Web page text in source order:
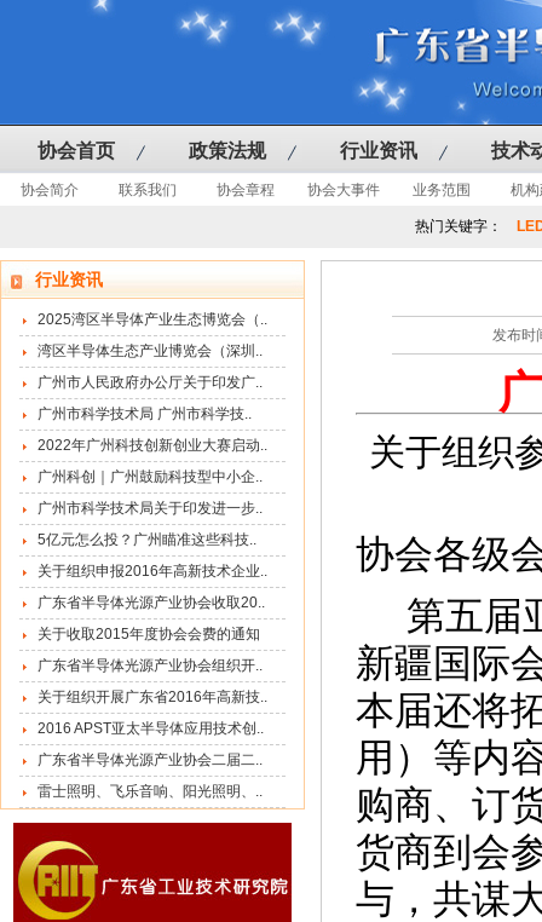
协会首页 政策法规 行业资讯 技术
协会简介 联系我们 协会章程 协会大事件 业务范围 机
热门关键字：
行业资讯
2025湾区半导体产业生态博览会（..
湾区半导体生态产业博览会（深圳..
广州市人民政府办公厅关于印发广..
广州市科学技术局 广州市科学技..
2022年广州科技创新创业大赛启动..
广州科创｜广州鼓励科技型中小企..
广州市科学技术局关于印发进一步..
5亿元怎么投？广州瞄准这些科技..
关于组织申报2016年高新技术企业..
广东省半导体光源产业协会收取20..
关于收取2015年度协会会费的通知
广东省半导体光源产业协会组织开..
关于组织开展广东省2016年高新技..
2016 APST亚太半导体应用技术创..
广东省半导体光源产业协会二届二..
雷士照明、飞乐音响、阳光照明、..
发布
关于组织
协会各级
第五届
新疆国际
本届还将
用）等内
购商、订
货商到会
与，共